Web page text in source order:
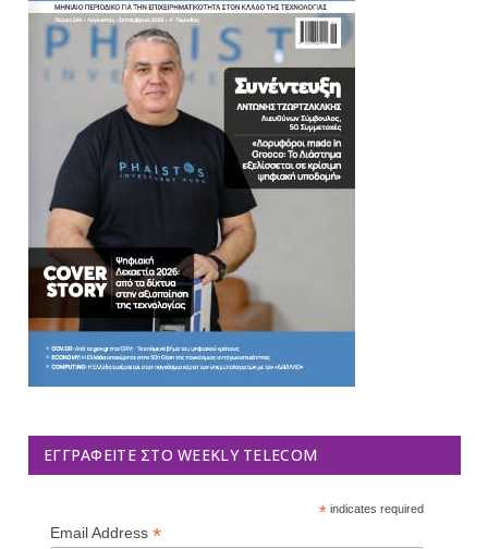
ΕΓΓΡΑΦΕΊΤΕ ΣΤΟ WEEKLY TELECOM
*indicates required
Email Address *